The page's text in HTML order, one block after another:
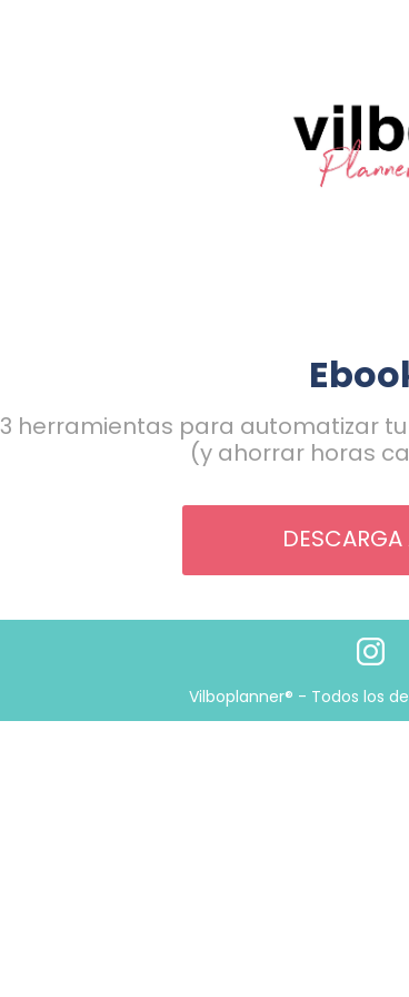
3 herramientas para automatizar
(y ahorrar horas
DESCARGA
Vilboplanner® - Todos los